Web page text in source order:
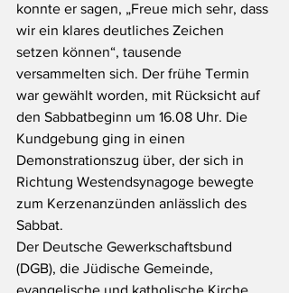
konnte er sagen, „Freue mich sehr, dass
wir ein klares deutliches Zeichen
setzen können“, tausende
versammelten sich. Der frühe Termin
war gewählt worden, mit Rücksicht auf
den Sabbatbeginn um 16.08 Uhr. Die
Kundgebung ging in einen
Demonstrationszug über, der sich in
Richtung Westendsynagoge bewegte
zum Kerzenanzünden anlässlich des
Sabbat.
Der Deutsche Gewerkschaftsbund
(DGB), die Jüdische Gemeinde,